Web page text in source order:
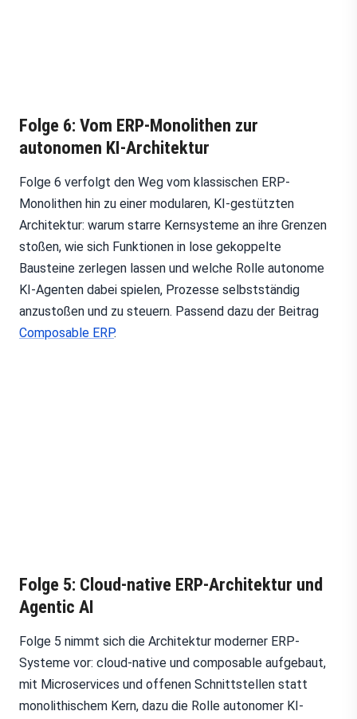
Folge 6: Vom ERP-Monolithen zur
autonomen KI-Architektur
Folge 6 verfolgt den Weg vom klassischen ERP-
Monolithen hin zu einer modularen, KI-gestützten
Architektur: warum starre Kernsysteme an ihre Grenzen
stoßen, wie sich Funktionen in lose gekoppelte
Bausteine zerlegen lassen und welche Rolle autonome
KI-Agenten dabei spielen, Prozesse selbstständig
anzustoßen und zu steuern. Passend dazu der Beitrag
Composable ERP.
Folge 5: Cloud-native ERP-Architektur und
Agentic AI
Folge 5 nimmt sich die Architektur moderner ERP-
Systeme vor: cloud-native und composable aufgebaut,
mit Microservices und offenen Schnittstellen statt
monolithischem Kern, dazu die Rolle autonomer KI-